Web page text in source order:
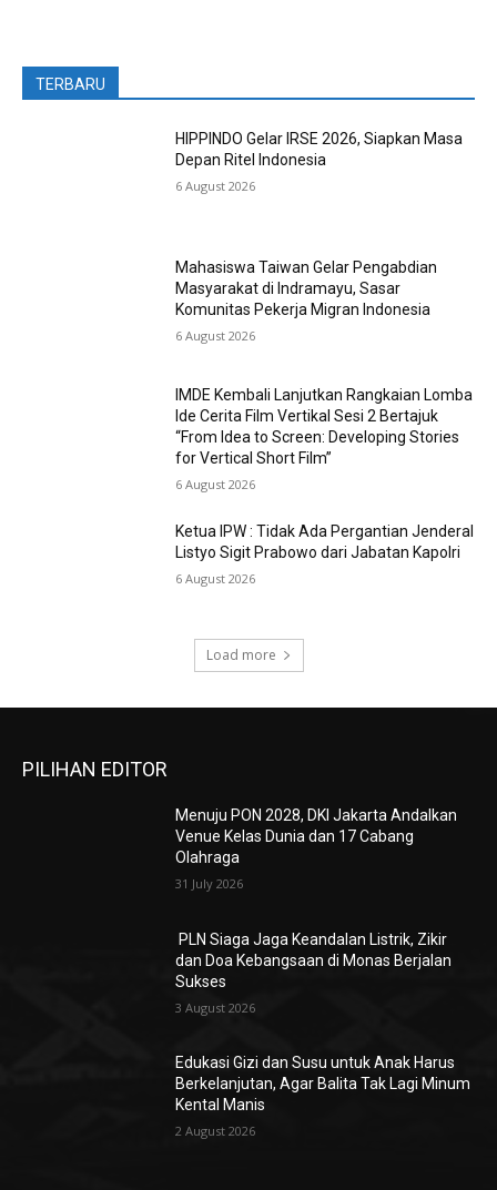
TERBARU
HIPPINDO Gelar IRSE 2026, Siapkan Masa
Depan Ritel Indonesia
6 August 2026
Mahasiswa Taiwan Gelar Pengabdian
Masyarakat di Indramayu, Sasar
Komunitas Pekerja Migran Indonesia
6 August 2026
IMDE Kembali Lanjutkan Rangkaian Lomba
Ide Cerita Film Vertikal Sesi 2 Bertajuk
“From Idea to Screen: Developing Stories
for Vertical Short Film”
6 August 2026
Ketua IPW : Tidak Ada Pergantian Jenderal
Listyo Sigit Prabowo dari Jabatan Kapolri
6 August 2026
Load more
PILIHAN EDITOR
Menuju PON 2028, DKI Jakarta Andalkan
Venue Kelas Dunia dan 17 Cabang
Olahraga
31 July 2026
PLN Siaga Jaga Keandalan Listrik, Zikir
dan Doa Kebangsaan di Monas Berjalan
Sukses
3 August 2026
Edukasi Gizi dan Susu untuk Anak Harus
Berkelanjutan, Agar Balita Tak Lagi Minum
Kental Manis
2 August 2026